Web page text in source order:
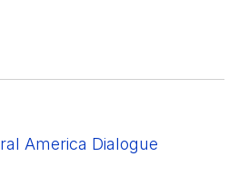
America Dialogue